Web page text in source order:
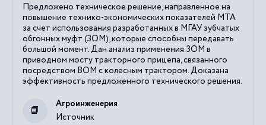
Предложено техническое решение, направленное на
повышение технико-экономических показателей МТА
за счет использования разработанных в МГАУ зубчатых
обгонных муфт (ЗОМ), которые способны передавать
большой момент. Дан анализ применения ЗОМ в
приводном мосту тракторного прицепа, связанного
посредством ВОМ с колесным трактором. Доказана
эффективность предложенного технического решения.
Источник
Агроинженерия